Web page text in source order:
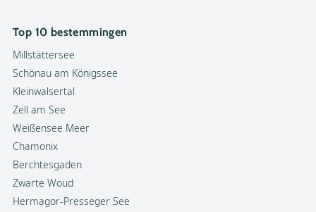
Top 10 bestemmingen
Millstättersee
Schönau am Königssee
Kleinwalsertal
Zell am See
Weißensee Meer
Chamonix
Berchtesgaden
Zwarte Woud
Hermagor-Presseger See